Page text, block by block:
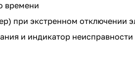
времени
при экстренном отключении
и индикатор неисправности